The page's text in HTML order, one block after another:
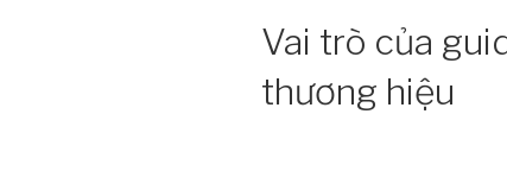
Vai trò của
thương hiệu